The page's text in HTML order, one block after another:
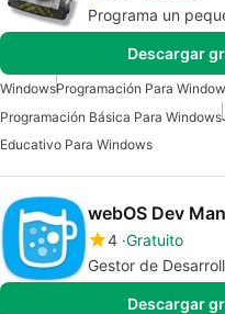
Programa un
Descargar
WindowsProgramación Para
Programación Básica Para Windows
Educativo Para Windows
webOS Dev
4 Gratuito
Gestor de
Descargar